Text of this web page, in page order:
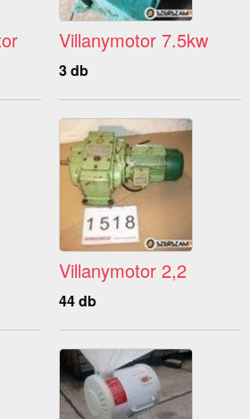
Villanymotor 7.5kw
3 db
Villanymotor 2,2
44 db